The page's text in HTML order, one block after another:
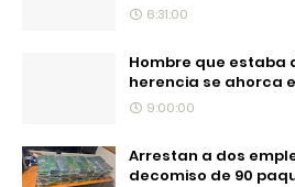
6:31:00
Hombre que estaba
herencia se ahorca
9:00:00
Arrestan a dos
decomiso de 90